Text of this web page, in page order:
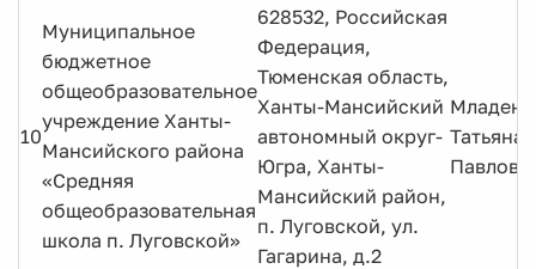
10
Муниципальное
бюджетное
общеобразовательное
учреждение Ханты-
Мансийского района
«Средняя
общеобразовательная
школа п. Луговской»
628532, Российская
Федерация,
Тюменская область,
Ханты-Мансийский
автономный округ-
Югра, Ханты-
Мансийский район,
п. Луговской, ул.
Гагарина, д.2
Татьяна